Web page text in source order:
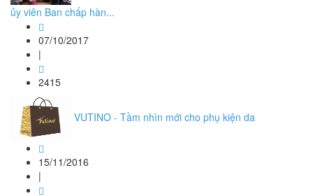
ủy viên Ban chấp hàn...
07/10/2017
|
2415
VUTINO - Tầm nhìn mới cho phụ kiện da
15/11/2016
|